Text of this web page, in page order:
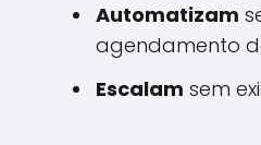
Automatizam
agendamento
Escalam sem